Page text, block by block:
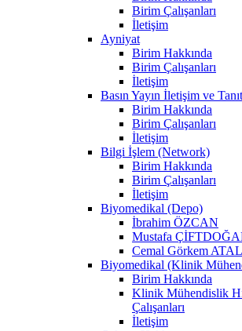
Birim Çalışanları
İletişim
Ayniyat
Birim Hakkında
Birim Çalışanları
İletişim
Basın Yayın İletişim ve
Birim Hakkında
Birim Çalışanları
İletişim
Bilgi İşlem (Network)
Birim Hakkında
Birim Çalışanları
İletişim
Biyomedikal (Depo)
İbrahim ÖZCAN
Mustafa
Cemal Görkem
Biyomedikal (Klinik
Birim Hakkında
Klinik Mühendislik
Çalışanları
İletişim